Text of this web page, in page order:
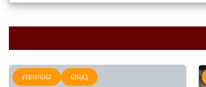
ଅପରାଧ ରାଜ୍ୟ